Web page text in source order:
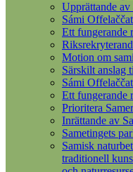
Upprättande
Sámi
Ett fungerande
Motion om
Särskilt anslag
Sámi
Ett fungerande
Prioritera
Inrättande av
Sametingets
Samisk
traditionell